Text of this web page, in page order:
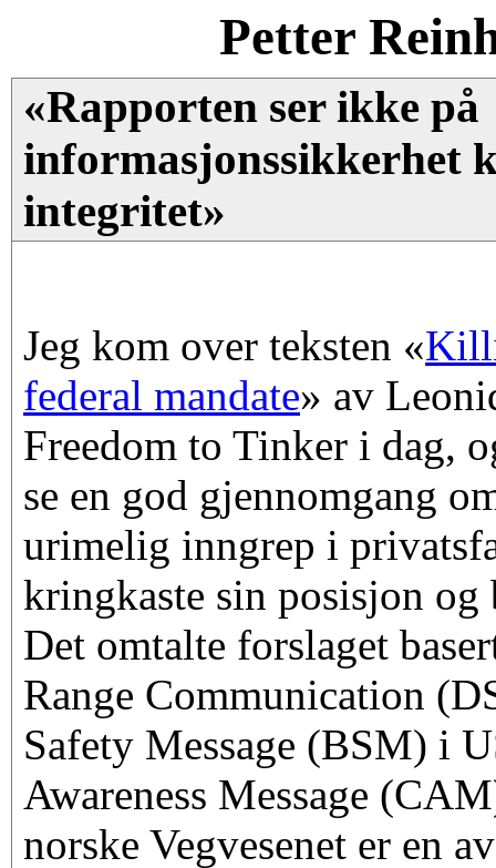
Petter
«Rapporten ser ikke på
informasjonssikkerhet
integritet»
Jeg kom over teksten «
federal mandate» av
Freedom to Tinker i dag,
se en god gjennomgang
urimelig inngrep i
kringkaste sin posisjon og
Det omtalte forslaget
Range Communication
Safety Message (BSM) i
Awareness Message
norske Vegvesenet er en